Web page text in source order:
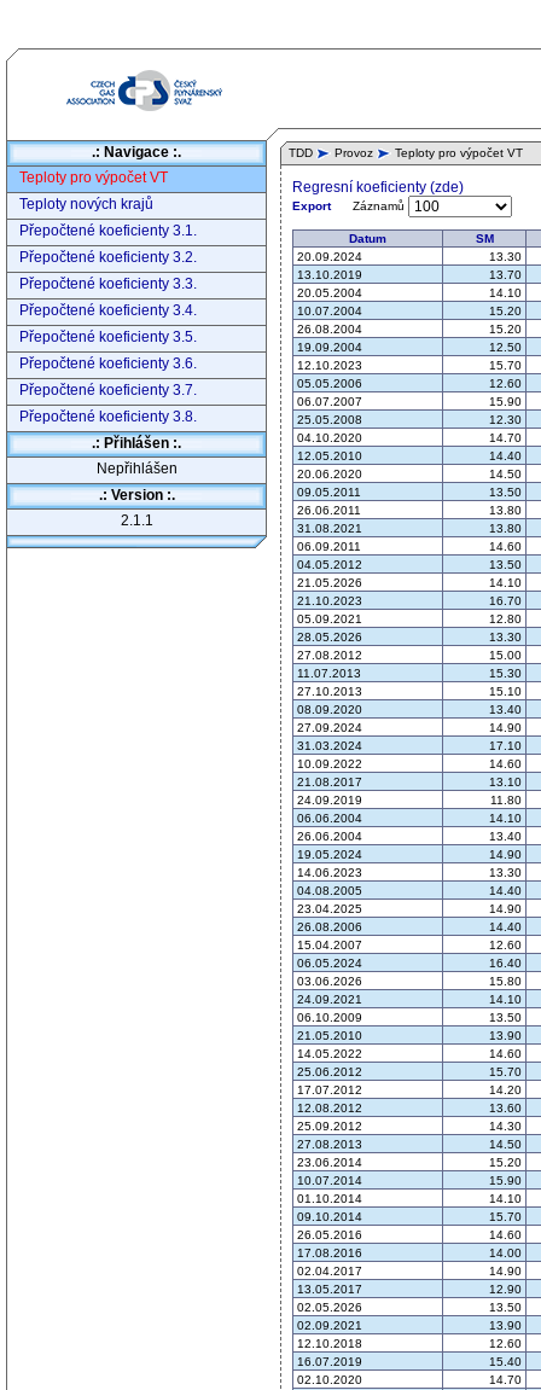
.: Navigace :.
Teploty pro výpočet VT
Teploty nových krajů
Přepočtené koeficienty 3.1.
Přepočtené koeficienty 3.2.
Přepočtené koeficienty 3.3.
Přepočtené koeficienty 3.4.
Přepočtené koeficienty 3.5.
Přepočtené koeficienty 3.6.
Přepočtené koeficienty 3.7.
Přepočtené koeficienty 3.8.
.: Přihlášen :.
Nepřihlášen
.: Version :.
2.1.1
TDD Provoz Teploty pro výpočet VT
Regresní koeficienty (zde)
Export Záznamů
Datum
SM
20.09.2024
13.30
13.10.2019
13.70
20.05.2004
14.10
10.07.2004
15.20
26.08.2004
15.20
19.09.2004
12.50
12.10.2023
15.70
05.05.2006
12.60
06.07.2007
15.90
25.05.2008
12.30
04.10.2020
14.70
12.05.2010
14.40
20.06.2020
14.50
09.05.2011
13.50
26.06.2011
13.80
31.08.2021
13.80
06.09.2011
14.60
04.05.2012
13.50
21.05.2026
14.10
21.10.2023
16.70
05.09.2021
12.80
28.05.2026
13.30
27.08.2012
15.00
11.07.2013
15.30
27.10.2013
15.10
08.09.2020
13.40
27.09.2024
14.90
31.03.2024
17.10
10.09.2022
14.60
21.08.2017
13.10
24.09.2019
11.80
06.06.2004
14.10
26.06.2004
13.40
19.05.2024
14.90
14.06.2023
13.30
04.08.2005
14.40
23.04.2025
14.90
26.08.2006
14.40
15.04.2007
12.60
06.05.2024
16.40
03.06.2026
15.80
24.09.2021
14.10
06.10.2009
13.50
21.05.2010
13.90
14.05.2022
14.60
25.06.2012
15.70
17.07.2012
14.20
12.08.2012
13.60
25.09.2012
14.30
27.08.2013
14.50
23.06.2014
15.20
10.07.2014
15.90
01.10.2014
14.10
09.10.2014
15.70
26.05.2016
14.60
17.08.2016
14.00
02.04.2017
14.90
13.05.2017
12.90
02.05.2026
13.50
02.09.2021
13.90
12.10.2018
12.60
16.07.2019
15.40
02.10.2020
14.70